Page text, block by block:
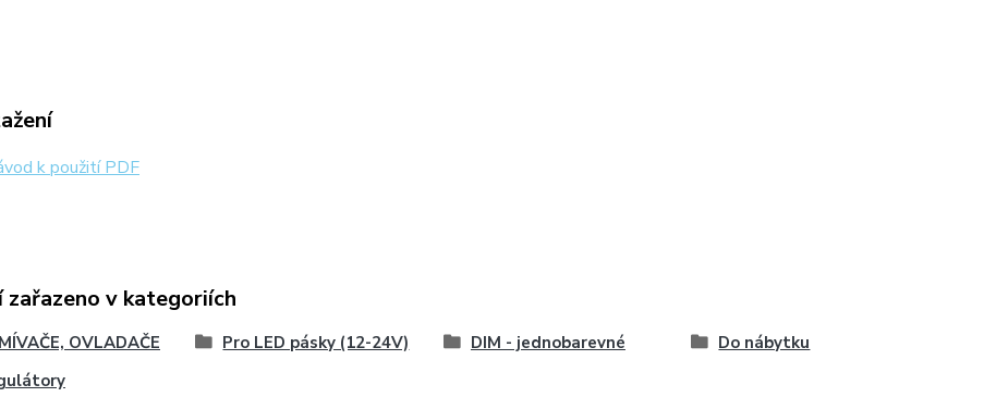
k použití PDF
zařazeno v kategoriích
OVLADAČE Pro LED pásky (12-24V) DIM - jednobarevné
Do nábytku